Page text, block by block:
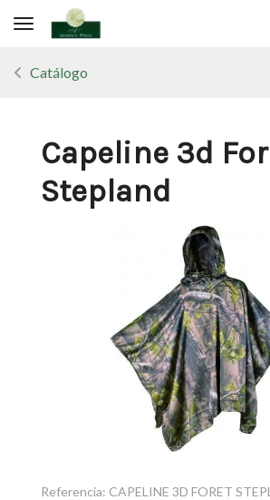
Toggle navigation
Catálogo
Capeline 3d
Stepland
Referencia: CAPELINE 3D FORET